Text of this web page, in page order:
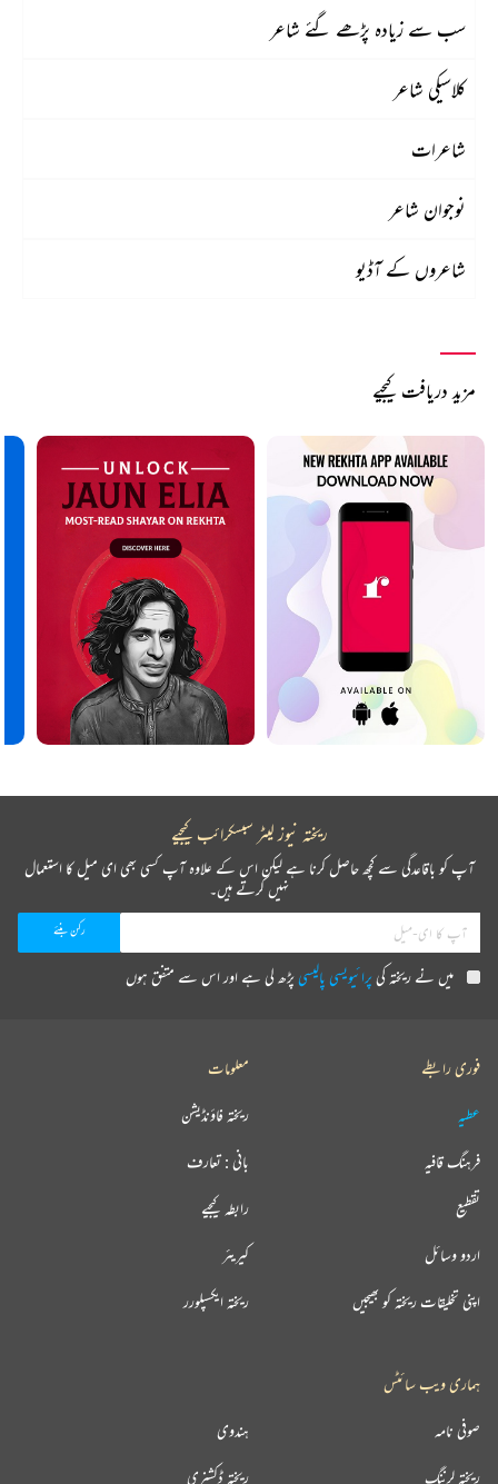
سب سے زیادہ پڑھے گئے شاعر
کلاسیکی شاعر
شاعرات
نوجوان شاعر
شاعروں کے آڈیو
مزید دریافت کیجیے
ریختہ نیوز لیٹر سبسکرائب کیجیے
آپ کو باقاعدگی سے کچھ حاصل کرنا ہے لیکن اس کے علاوہ آپ کسی بھی ای میل کا استعمال
نہیں کرتے ہیں۔
میں نے ریختہ کیپرائیویسی پالیسیپڑھ لی ہے اور اس سے متفق ہوں
فوری رابطے
عطیہ
فرہنگ قافیہ
تقطیع
اردو وسائل
اپنی تخلیقات ریختہ کو بھیجیں
معلومات
ریختہ فاؤنڈیشن
بانی : تعارف
رابطہ کیجیے
کیریئر
ریختہ ایکسپلورر
ہماری ویب سائٹس
ہندوی صوفی نامہ
ریختہ ڈکشنری ریختہ لرننگ